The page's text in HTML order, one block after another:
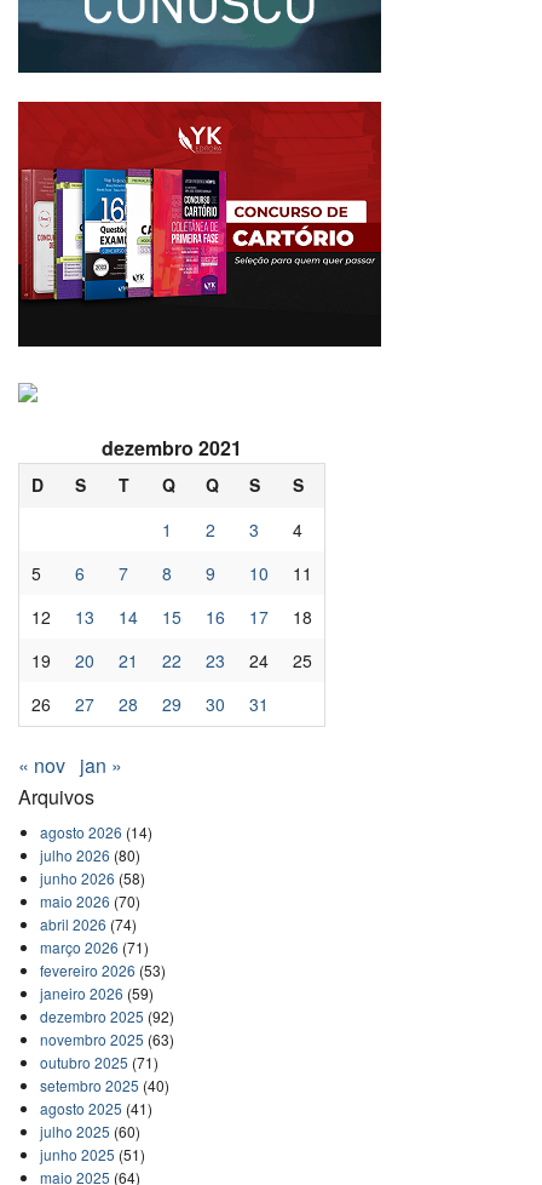
dezembro 2021
D S T Q Q S
S
1
2 3
4
5
6 7 8 9 10
11
12
13 14 15 16 17
18
19
20 21 22 23 24
25
26
27 28 29 30 31
« nov jan »
Arquivos
agosto 2026 (14)
julho 2026 (80)
junho 2026 (58)
maio 2026 (70)
abril 2026 (74)
março 2026 (71)
fevereiro 2026 (53)
janeiro 2026 (59)
dezembro 2025 (92)
novembro 2025 (63)
outubro 2025 (71)
setembro 2025 (40)
agosto 2025 (41)
julho 2025 (60)
junho 2025 (51)
maio 2025 (64)